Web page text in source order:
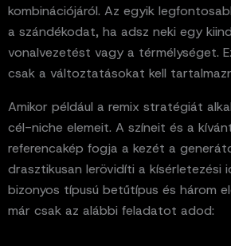
kombinációjáról. Az egyik
a szándékodat, ha adsz neki egy
vonalvezetést vagy a térmélységet.
csak a változtatásokat kell
Amikor például a remix stratégiát
cél-niche elemeit. A színeit és a
referencakép fogja a kezét a
drasztikusan lerövidíti a
bizonyos típusú betűtípus és három
már csak az alábbi feladatot adod: